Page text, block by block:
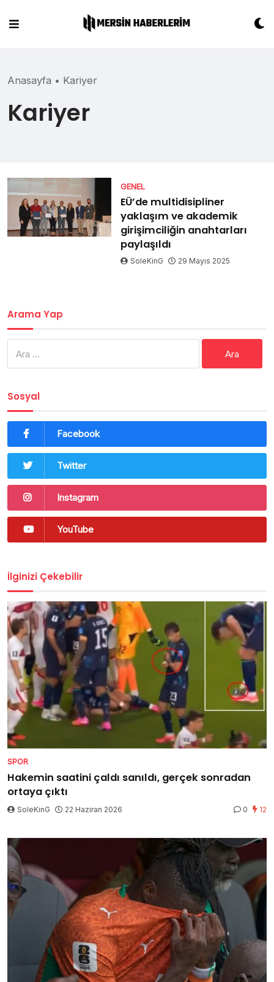
content
Anasayfa • Kariyer
Kariyer
GENEL
EÜ’de multidisipliner
yaklaşım ve akademik
girişimciliğin anahtarları
paylaşıldı
SoleKinG 29 Mayıs 2025
Arama Yap
Sosyal
Facebook
Twitter
Instagram
YouTube
İlginizi Çekebilir
SPOR
Hakemin saatini çaldı sanıldı, gerçek sonradan
ortaya çıktı
SoleKinG 22 Haziran 2026 0 12